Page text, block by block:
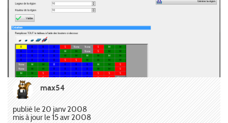
max54
publié le 20 janv 2008
mis à jour le 15 avr 2008